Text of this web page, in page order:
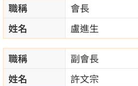
職稱
會長
姓名
盧進生
職稱
副會長
姓名
許文宗